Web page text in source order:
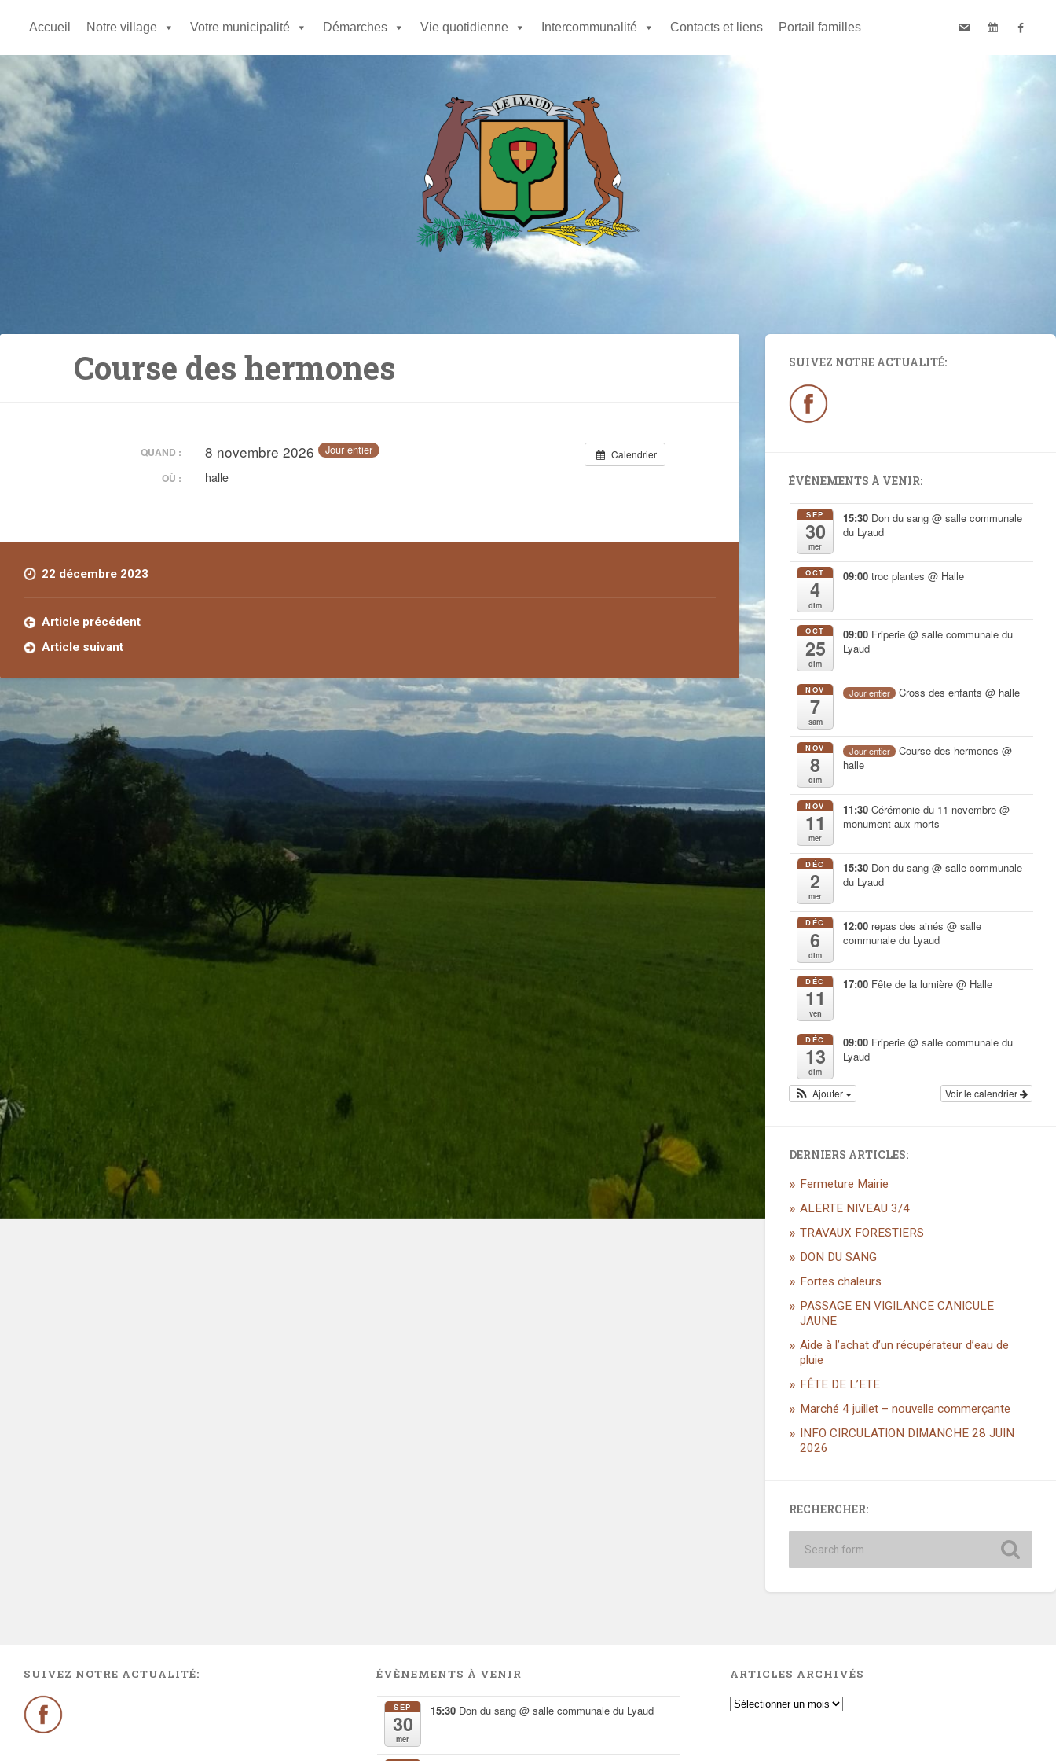
Accueil Notre village Votre municipalité Démarches Vie quotidienne Intercommunalité Contacts et liens Portail familles
Course des hermones
Calendrier
QUAND : 8 novembre 2026 Jour entier
OÙ : halle
22 décembre 2023
Article précédent
Article suivant
SUIVEZ NOTRE ACTUALITÉ:
ÉVÈNEMENTS À VENIR:
SEP
30
mer
15:30 Don du sang @ salle communale
du Lyaud
OCT
4
dim
09:00 troc plantes @ Halle
OCT
25
dim
09:00 Friperie @ salle communale du
Lyaud
NOV
7
sam
Jour entier Cross des enfants@ halle
NOV
8
dim
Jour entier Course des hermones@
halle
NOV
11
mer
11:30 Cérémonie du 11 novembre @
monument aux morts
DÉC
2
mer
15:30 Don du sang @ salle communale
du Lyaud
DÉC
6
dim
12:00 repas des ainés @ salle
communale du Lyaud
DÉC
11
ven
17:00 Fête de la lumière @ Halle
DÉC
13
dim
09:00 Friperie @ salle communale du
Lyaud
Voir le calendrier
Ajouter
DERNIERS ARTICLES:
Fermeture Mairie
ALERTE NIVEAU 3/4
TRAVAUX FORESTIERS
DON DU SANG
Fortes chaleurs
PASSAGE EN VIGILANCE CANICULE
JAUNE
Aide à l’achat d’un récupérateur d’eau de
pluie
FÊTE DE L’ETE
Marché 4 juillet – nouvelle commerçante
INFO CIRCULATION DIMANCHE 28 JUIN
2026
RECHERCHER:
SUIVEZ NOTRE ACTUALITÉ: ÉVÈNEMENTS À VENIR
SEP
30
mer
15:30 Don du sang @ salle communale du Lyaud
ARTICLES ARCHIVÉS